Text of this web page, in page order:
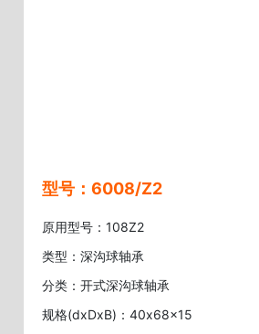
型号：6008/Z2
原用型号：108Z2
类型：深沟球轴承
分类：开式深沟球轴承
规格(dxDxB)：40x68x15